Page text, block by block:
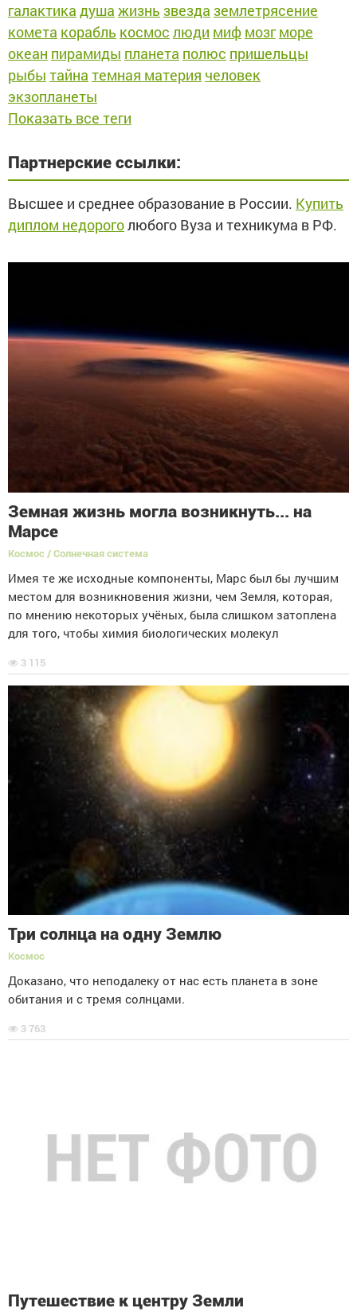
галактика душа жизнь звезда землетрясение
комета корабль космос люди миф мозг море
океан пирамиды планета полюс пришельцы
рыбы тайна темная материя человек
экзопланеты
Показать все теги
Партнерские ссылки:
Высшее и среднее образование в России. Купить
диплом недороголюбого Вуза и техникума в РФ.
Земная жизнь могла возникнуть... на
Марсе
Космос / Солнечная система
Имея те же исходные компоненты, Марс был бы лучшим
местом для возникновения жизни, чем Земля, которая,
по мнению некоторых учёных, была слишком затоплена
для того, чтобы химия биологических молекул
3 115
Три солнца на одну Землю
Космос
Доказано, что неподалеку от нас есть планета в зоне
обитания и с тремя солнцами.
3 763
Путешествие к центру Земли